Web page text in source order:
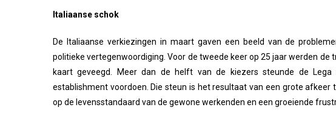
Italiaanse schok
De Italiaanse verkiezingen in maart gaven een beeld van de
politieke vertegenwoordiging. Voor de tweede keer op 25 jaar werden
kaart geveegd. Meer dan de helft van de kiezers steunde de
establishment voordoen. Die steun is het resultaat van een grote
op de levensstandaard van de gewone werkenden en een groeiende